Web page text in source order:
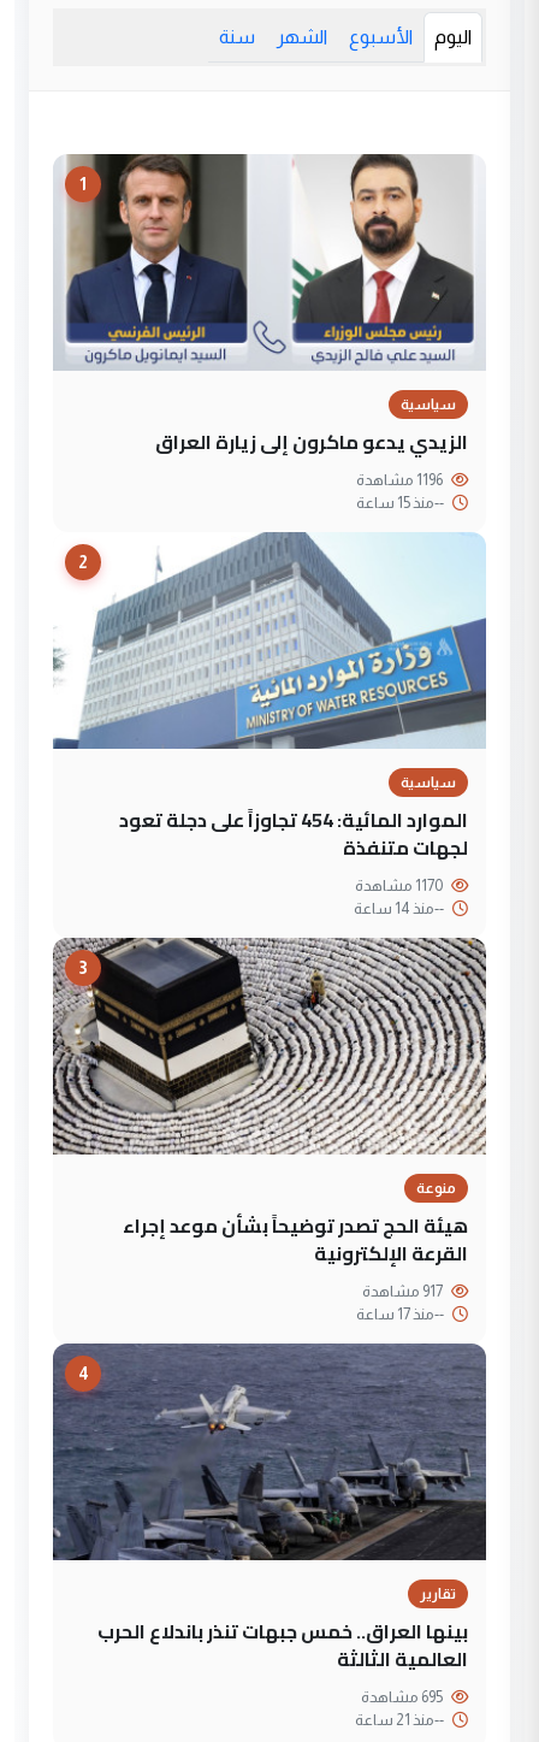
اليوم الأسبوع الشهر سنة
1
سياسية
الزيدي يدعو ماكرون إلى زيارة العراق
--منذ 15 ساعة
2
سياسية
الموارد المائية: 454 تجاوزاً على دجلة تعود
لجهات متنفذة
--منذ 14 ساعة
3
منوعة
هيئة الحج تصدر توضيحاً بشأن موعد إجراء
القرعة الإلكترونية
--منذ 17 ساعة
4
تقارير
بينها العراق.. خمس جبهات تنذر باندلاع الحرب
العالمية الثالثة
--منذ 21 ساعة